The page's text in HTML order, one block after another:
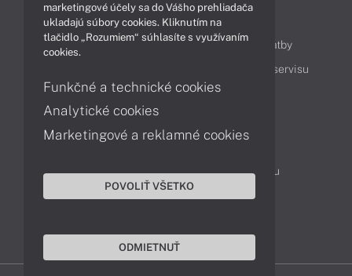
Obsah
Ako nakupovať
Možnosti doručenia a platby
Cenník servisu
Kontakty
Servisné oddelenie
Reklamácia tovaru
marketingové účely sa do Vášho prehliadača
ukladajú súbory cookies. Kliknutím na
tlačidlo „Rozumiem“ súhlasíte s využívaním
cookies.
Funkčné a technické cookies
Analytické cookies
Marketingové a reklamné cookies
POVOLIŤ VŠETKO
ODMIETNUŤ